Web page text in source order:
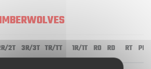
2T 3R/3T TR/TT 1R/1T RO RD RT PD